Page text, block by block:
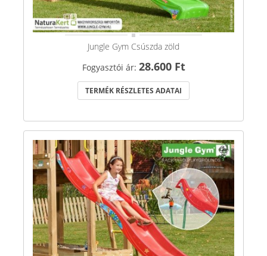
Jungle Gym Csúszda zöld
Fogyasztói ár: 28.600 Ft
TERMÉK RÉSZLETES ADATAI